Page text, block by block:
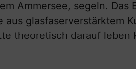
Ammersee, segeln.
glasfaserverstärktem
theoretisch darauf leben